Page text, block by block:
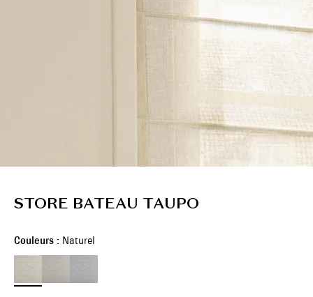
STORE BATEAU TAUPO
Couleurs : Naturel